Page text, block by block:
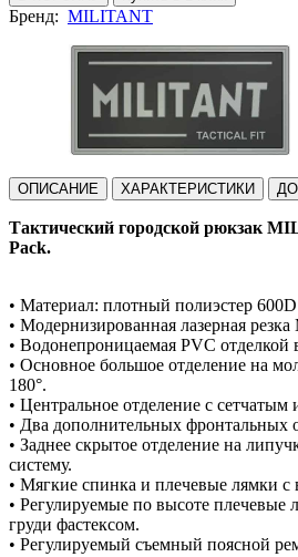
Бренд: MILITANT
ОПИСАНИЕ ХАРАКТЕРИСТИКИ
Тактический городской рюкзак
Pack.
• Материал: плотный полиэстер
• Модернизированная лазерная
• Водонепроницаемая PVC отделкой
• Основное большое отделение на
180°.
• Центральное отделение с
• Два дополнительных фронтальных
• Заднее скрытое отделение на
систему.
• Мягкие спинка и плечевые лямки с
• Регулируемые по высоте плечевые
груди фастексом.
• Регулируемый съемный поясной